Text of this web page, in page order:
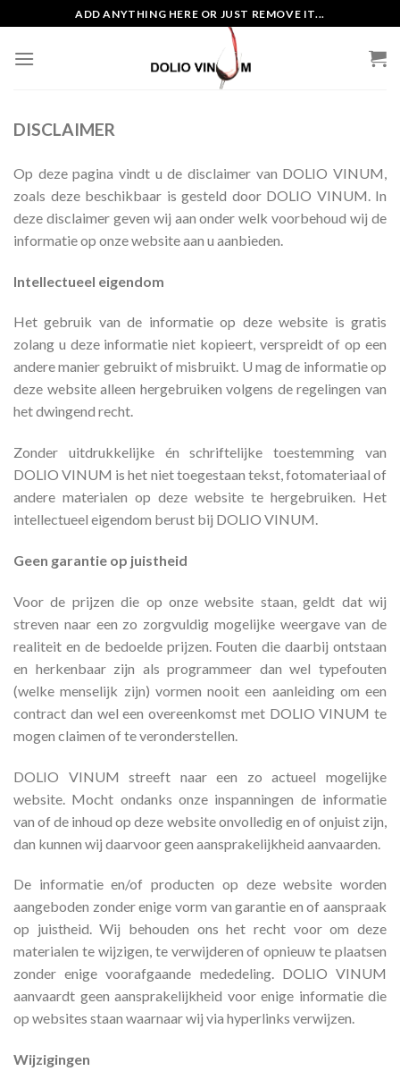
to
content
ADD ANYTHING HERE OR JUST REMOVE IT...
DISCLAIMER
Op deze pagina vindt u de disclaimer van DOLIO VINUM,
zoals deze beschikbaar is gesteld door DOLIO VINUM. In
deze disclaimer geven wij aan onder welk voorbehoud wij de
informatie op onze website aan u aanbieden.
Intellectueel eigendom
Het gebruik van de informatie op deze website is gratis
zolang u deze informatie niet kopieert, verspreidt of op een
andere manier gebruikt of misbruikt. U mag de informatie op
deze website alleen hergebruiken volgens de regelingen van
het dwingend recht.
Zonder uitdrukkelijke én schriftelijke toestemming van
DOLIO VINUM is het niet toegestaan tekst, fotomateriaal of
andere materialen op deze website te hergebruiken. Het
intellectueel eigendom berust bij DOLIO VINUM.
Geen garantie op juistheid
Voor de prijzen die op onze website staan, geldt dat wij
streven naar een zo zorgvuldig mogelijke weergave van de
realiteit en de bedoelde prijzen. Fouten die daarbij ontstaan
en herkenbaar zijn als programmeer dan wel typefouten
(welke menselijk zijn) vormen nooit een aanleiding om een
contract dan wel een overeenkomst met DOLIO VINUM te
mogen claimen of te veronderstellen.
DOLIO VINUM streeft naar een zo actueel mogelijke
website. Mocht ondanks onze inspanningen de informatie
van of de inhoud op deze website onvolledig en of onjuist zijn,
dan kunnen wij daarvoor geen aansprakelijkheid aanvaarden.
De informatie en/of producten op deze website worden
aangeboden zonder enige vorm van garantie en of aanspraak
op juistheid. Wij behouden ons het recht voor om deze
materialen te wijzigen, te verwijderen of opnieuw te plaatsen
zonder enige voorafgaande mededeling. DOLIO VINUM
aanvaardt geen aansprakelijkheid voor enige informatie die
op websites staan waarnaar wij via hyperlinks verwijzen.
Wijzigingen